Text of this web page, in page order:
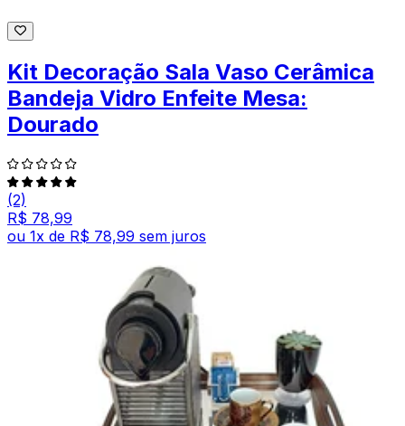
Kit Decoração Sala Vaso Cerâmica
Bandeja Vidro Enfeite Mesa:
Dourado
(2)
R$ 78,99
ou 1x de R$ 78,99 sem juros